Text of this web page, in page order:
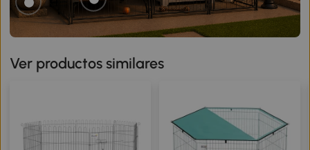
Ver productos similares